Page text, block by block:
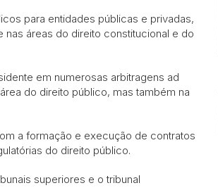
para entidades públicas e privadas,
nas áreas do direito constitucional e do
em numerosas arbitragens ad
do direito público, mas também na
a formação e execução de contratos
do direito público.
superiores e o tribunal